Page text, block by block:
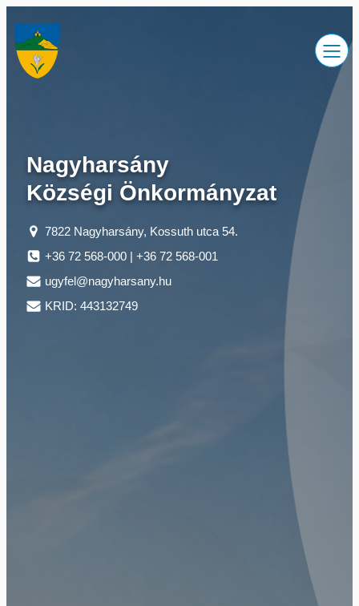
tartalomhoz
Nagyharsány
Községi Önkormányzat
7822 Nagyharsány, Kossuth utca 54.
+36 72 568-000 | +36 72 568-001
ugyfel@nagyharsany.hu
KRID: 443132749